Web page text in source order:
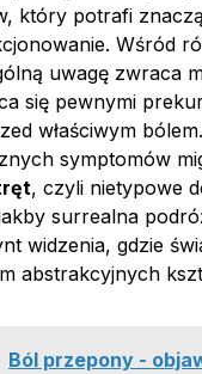
który potrafi
Wśród
uwagę zwraca
się pewnymi
właściwym
symptomów
, czyli nietypowe
surrealna
widzenia, gdzie
abstrakcyjnych
Ból przepony -